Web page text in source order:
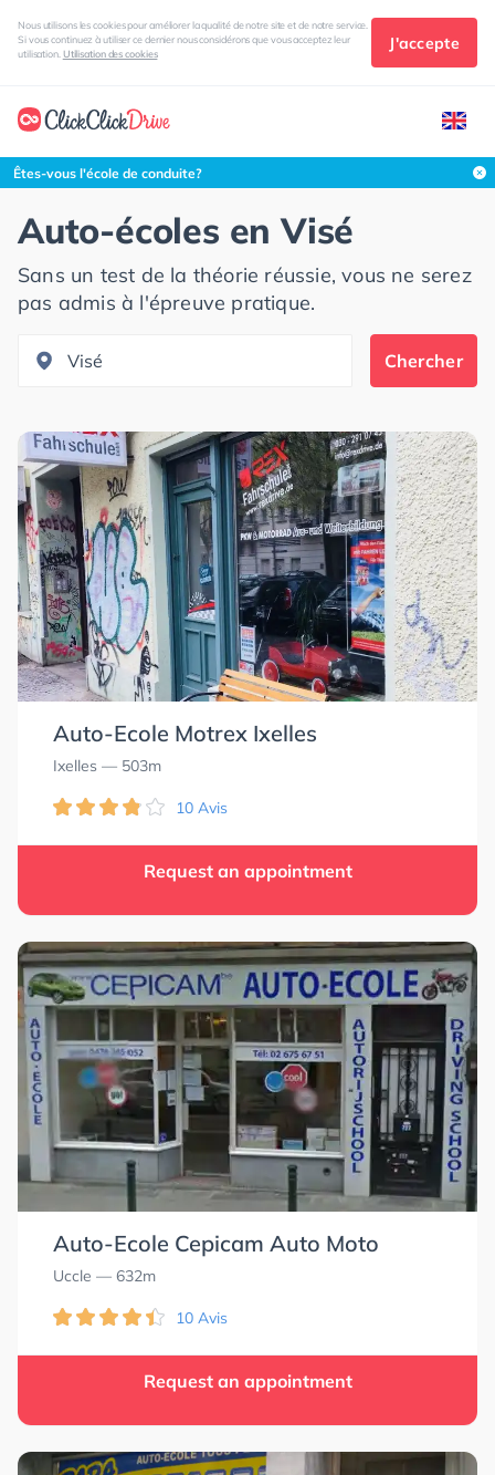
Nous utilisons les cookies pour améliorer la qualité de notre site et de notre service.
Si vous continuez à utiliser ce dernier nous considérons que vous acceptez leur
utilisation. Utilisation des cookies
J'accepte
Êtes-vous l'école de conduite?
Auto-écoles en Visé
Sans un test de la théorie réussie, vous ne serez
pas admis à l'épreuve pratique.
Chercher
Auto-Ecole Motrex Ixelles
Ixelles — 503m
10 Avis
Request an appointment
Auto-Ecole Cepicam Auto Moto
Uccle — 632m
10 Avis
Request an appointment